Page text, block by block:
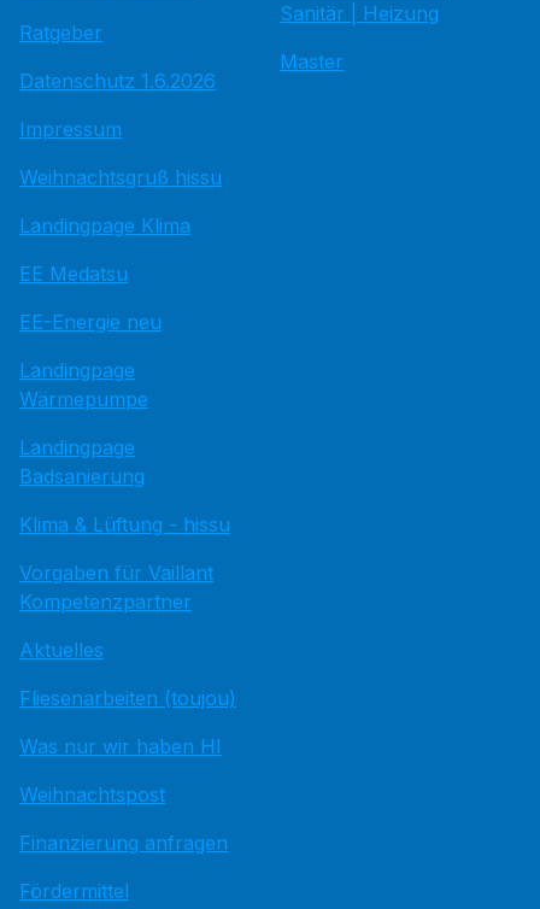
Ratgeber
Datenschutz 1.6.2026
Impressum
Weihnachtsgruß hissu
Landingpage Klima
EE Medatsu
EE-Energie neu
Landingpage
Wärmepumpe
Landingpage
Badsanierung
Klima & Lüftung - hissu
Vorgaben für Vaillant
Kompetenzpartner
Aktuelles
Fliesenarbeiten (toujou)
Was nur wir haben HI
Weihnachtspost
Finanzierung anfragen
Fördermittel
Sanitär | Heizung
Master